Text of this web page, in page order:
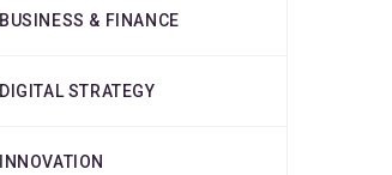
BUSINESS & FINANCE
DIGITAL STRATEGY
INNOVATION